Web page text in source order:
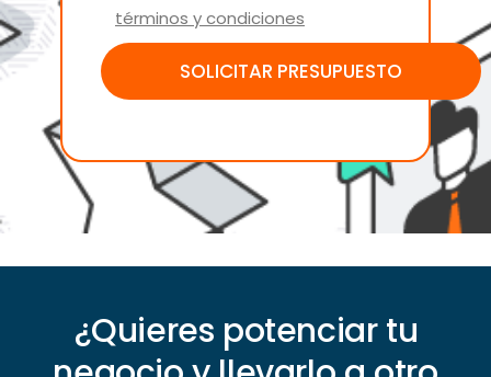
términos y condiciones
¿Quieres potenciar tu